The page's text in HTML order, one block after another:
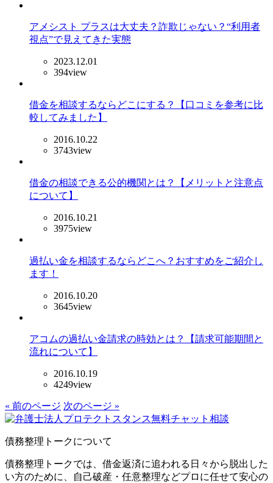
アメシスト プラスは大丈夫？詐欺じゃない？“利用者
視点”で見えてきた実態
2023.12.01
394view
借金を相談するならどこにする？【口コミを参考に比
較してみました】
2016.10.22
3743view
借金の相談できる公的機関とは？【メリットと注意点
について】
2016.10.21
3975view
過払い金を相談するならどこへ？おすすめをご紹介し
ます！
2016.10.20
3645view
アコムの過払い金請求の時効とは？【請求可能期間と
流れについて】
2016.10.19
4249view
« 前のページ 次のページ »
債務整理トークについて
債務整理トークでは、借金返済に追われる日々から脱出した
い方のために、自己破産・任意整理などプロに任せて安心の